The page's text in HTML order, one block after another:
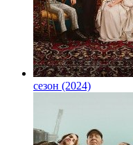
сезон (2024)